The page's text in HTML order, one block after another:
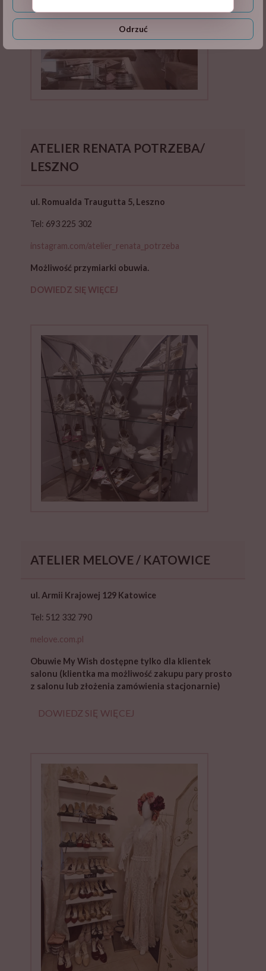
ATELIER RENATA POTRZEBA/
LESZNO
ul. Romualda Traugutta 5, Leszno
Tel: 693 225 302
instagram.com/atelier_renata_potrzeba
Możliwość przymiarki obuwia.
DOWIEDZ SIĘ WIĘCEJ
ATELIER MELOVE / KATOWICE
ul. Armii Krajowej 129 Katowice
Tel: 512 332 790
melove.com.pl
Obuwie My Wish dostępne tylko dla klientek
salonu (klientka ma możliwość zakupu pary prosto
z salonu lub złożenia zamówienia stacjonarnie)
DOWIEDZ SIĘ WIĘCEJ
Odrzuć